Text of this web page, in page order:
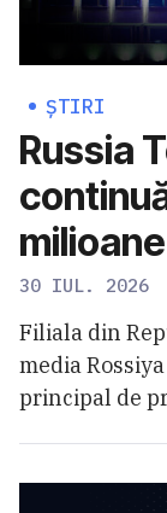
ȘTIRI
Russia
30 IUL. 2026
Filiala din
media
principal de